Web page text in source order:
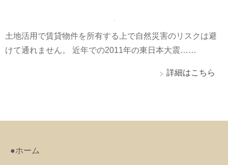
土地活用で賃貸物件を所有する上で自然災害のリスクは避
けて通れません。 近年での2011年の東日本大震……
詳細はこちら
●ホーム